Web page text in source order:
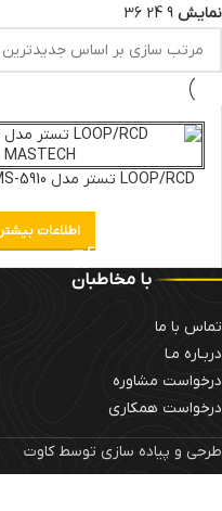
نمایش 9
24
36
LOOP/RCD تستر مدل MS-5910 برند MASTECH
اطلاعات بیشتر
با مخاطبان
تماس با ما
دربـاره مـا
درخواست مشاوره
درخواست همکاری
طرحی و پیاده سازی توسط کاوت